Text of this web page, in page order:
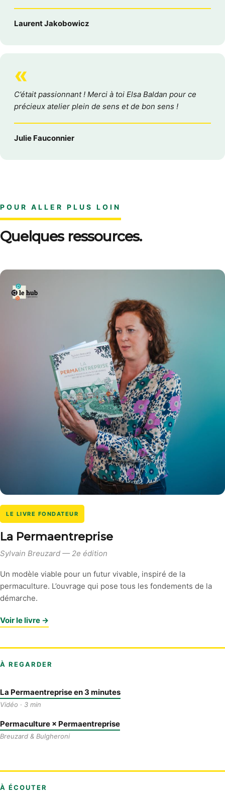
Laurent Jakobowicz
«
C’était passionnant ! Merci à toi Elsa Baldan pour ce
précieux atelier plein de sens et de bon sens !
Julie Fauconnier
POUR ALLER PLUS LOIN
Quelques ressources.
LE LIVRE FONDATEUR
La Permaentreprise
Sylvain Breuzard — 2e édition
Un modèle viable pour un futur vivable, inspiré de la
permaculture. L’ouvrage qui pose tous les fondements de la
démarche.
Voir le livre →
À REGARDER
La Permaentreprise en 3 minutes
Vidéo · 3 min
Permaculture × Permaentreprise
Breuzard & Bulgheroni
À ÉCOUTER